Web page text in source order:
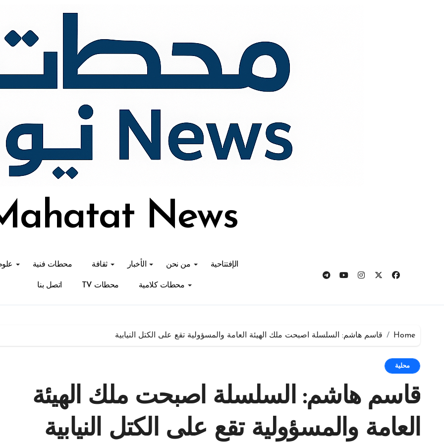
News
الإفتتاحية من نحن الأخبار ثقافة محطات فنية
محطات كلامية محطات TV اتصل بنا
Home قاسم هاشم: السلسلة اصبحت ملك الهيئة العامة والمسؤولية تقع على الكتل النيابية
محلية
قاسم هاشم: السلسلة اصبحت ملك الهيئة
العامة والمسؤولية تقع على الكتل النيابية